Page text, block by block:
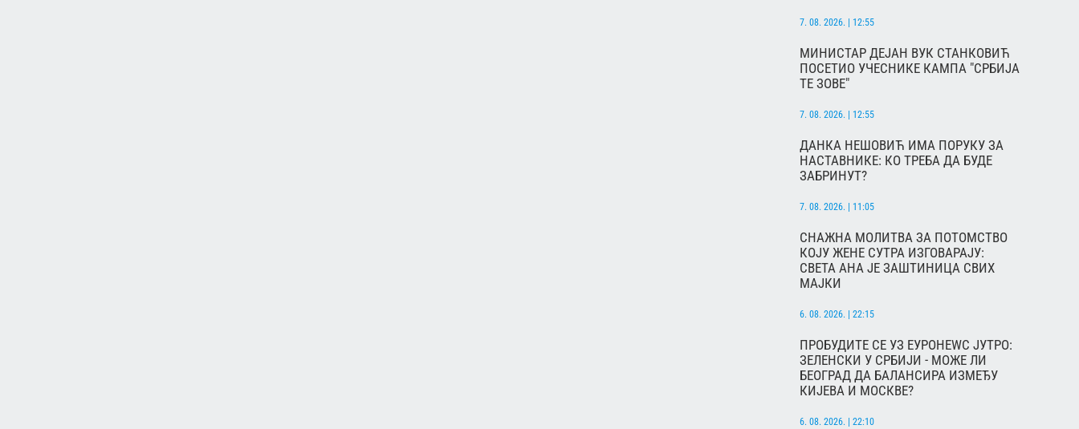
7. 08. 2026. | 12:55
МИНИСТАР ДЕЈАН ВУК СТАНКОВИЋ
ПОСЕТИО УЧЕСНИКЕ КАМПА "СРБИЈА
ТЕ ЗОВЕ"
7. 08. 2026. | 12:55
ДАНКА НЕШОВИЋ ИМА ПОРУКУ ЗА
НАСТАВНИКЕ: КО ТРЕБА ДА БУДЕ
ЗАБРИНУТ?
7. 08. 2026. | 11:05
СНАЖНА МОЛИТВА ЗА ПОТОМСТВО
КОЈУ ЖЕНЕ СУТРА ИЗГОВАРАЈУ:
СВЕТА АНА ЈЕ ЗАШТИНИЦА СВИХ
МАЈКИ
6. 08. 2026. | 22:15
ПРОБУДИТЕ СЕ УЗ ЕУРОНЕWС ЈУТРО:
ЗЕЛЕНСКИ У СРБИЈИ - МОЖЕ ЛИ
БЕОГРАД ДА БАЛАНСИРА ИЗМЕЂУ
КИЈЕВА И МОСКВЕ?
6. 08. 2026. | 22:10